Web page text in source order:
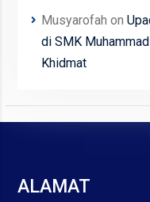
Musyarofah on
di SMK
Khidmat
ALAMAT